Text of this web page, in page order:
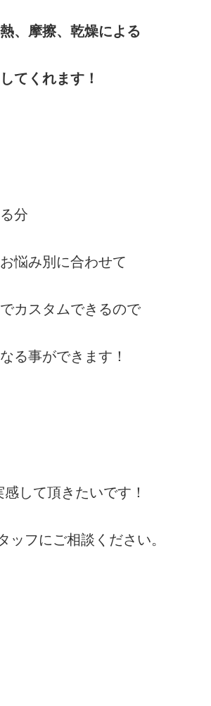
、摩擦、乾燥による
てくれます！
分
悩み別に合わせて
カスタムできるので
る事ができます！
して頂きたいです！
ッフにご相談ください。